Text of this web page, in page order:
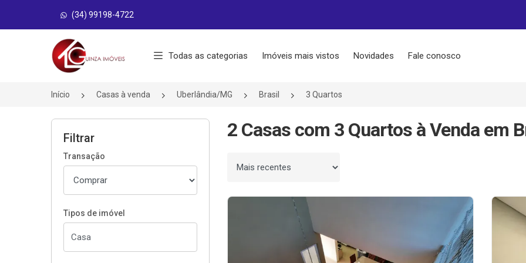
(34) 99198-4722
Página inicial
Todas as categorias Imóveis mais vistos Novidades Fale conosco
Início Casas à venda Uberlândia/MG Brasil 3 Quartos
Filtrar
Transação
Tipos de imóvel
2 Casas com 3 Quartos à Venda em
Ordenar por